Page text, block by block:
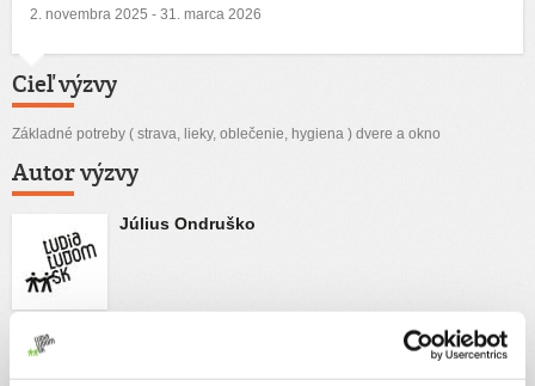
2. novembra 2025 - 31. marca 2026
Cieľ výzvy
Základné potreby ( strava, lieky, oblečenie, hygiena ) dvere a okno
Autor výzvy
Július Ondruško
Príbeh